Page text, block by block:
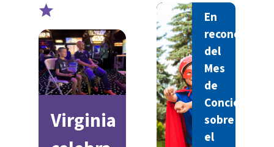
Virginia
En
del
Mes
de
sobre
el